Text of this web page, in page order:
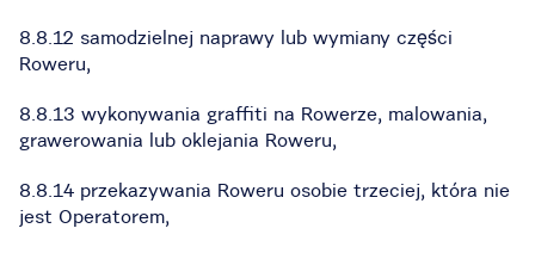
8.8.12 samodzielnej naprawy lub wymiany części
Roweru,
8.8.13 wykonywania graffiti na Rowerze, malowania,
grawerowania lub oklejania Roweru,
8.8.14 przekazywania Roweru osobie trzeciej, która nie
jest Operatorem,